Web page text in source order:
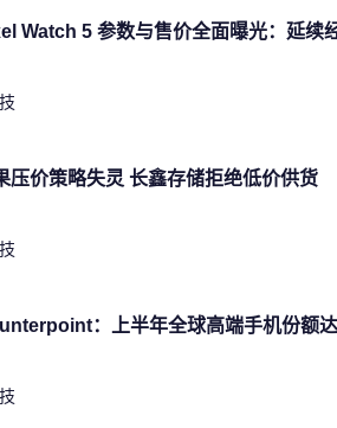
Watch 5 参数与售价全面曝光：延续
压价策略失灵 长鑫存储拒绝低价供货
：上半年全球高端手机份额